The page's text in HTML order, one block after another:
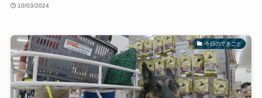
10/03/2024
今日のできごと